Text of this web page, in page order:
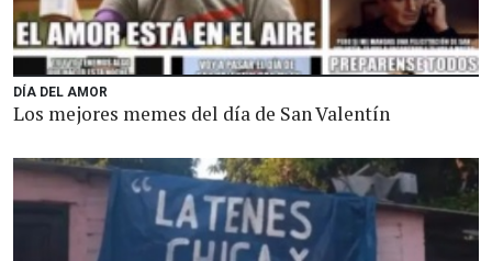
DÍA DEL AMOR
Los mejores memes del día de San Valentín